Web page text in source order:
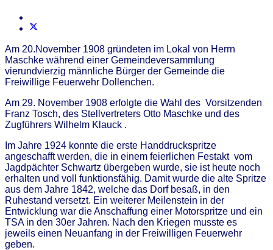
Am 20.November 1908 gründeten im Lokal von Herrn
Maschke während einer Gemeindeversammlung
vierundvierzig männliche Bürger der Gemeinde die
Freiwillige Feuerwehr Dollenchen.
Am 29. November 1908 erfolgte die Wahl des Vorsitzenden
Franz Tosch, des Stellvertreters Otto Maschke und des
Zugführers Wilhelm Klauck .
Im Jahre 1924 konnte die erste Handdruckspritze
angeschafft werden, die in einem feierlichen Festakt vom
Jagdpächter Schwartz übergeben wurde, sie ist heute noch
erhalten und voll funktionsfähig. Damit wurde die alte Spritze
aus dem Jahre 1842, welche das Dorf besaß, in den
Ruhestand versetzt. Ein weiterer Meilenstein in der
Entwicklung war die Anschaffung einer Motorspritze und ein
TSA in den 30er Jahren. Nach den Kriegen musste es
jeweils einen Neuanfang in der Freiwilligen Feuerwehr
geben.